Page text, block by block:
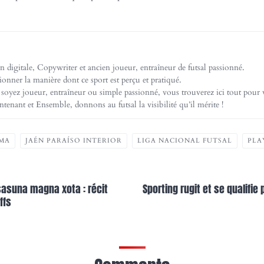
digitale, Copywriter et ancien joueur, entraîneur de futsal passionné.
la manière dont ce sport est perçu et pratiqué.
joueur, entraîneur ou simple passionné, vous trouverez ici tout pour
et Ensemble, donnons au futsal la visibilité qu’il mérite !
JAÉN PARAÍSO INTERIOR LIGA NACIONAL FUTSAL
magna xota : récit
Sporting rugit et se qualifie